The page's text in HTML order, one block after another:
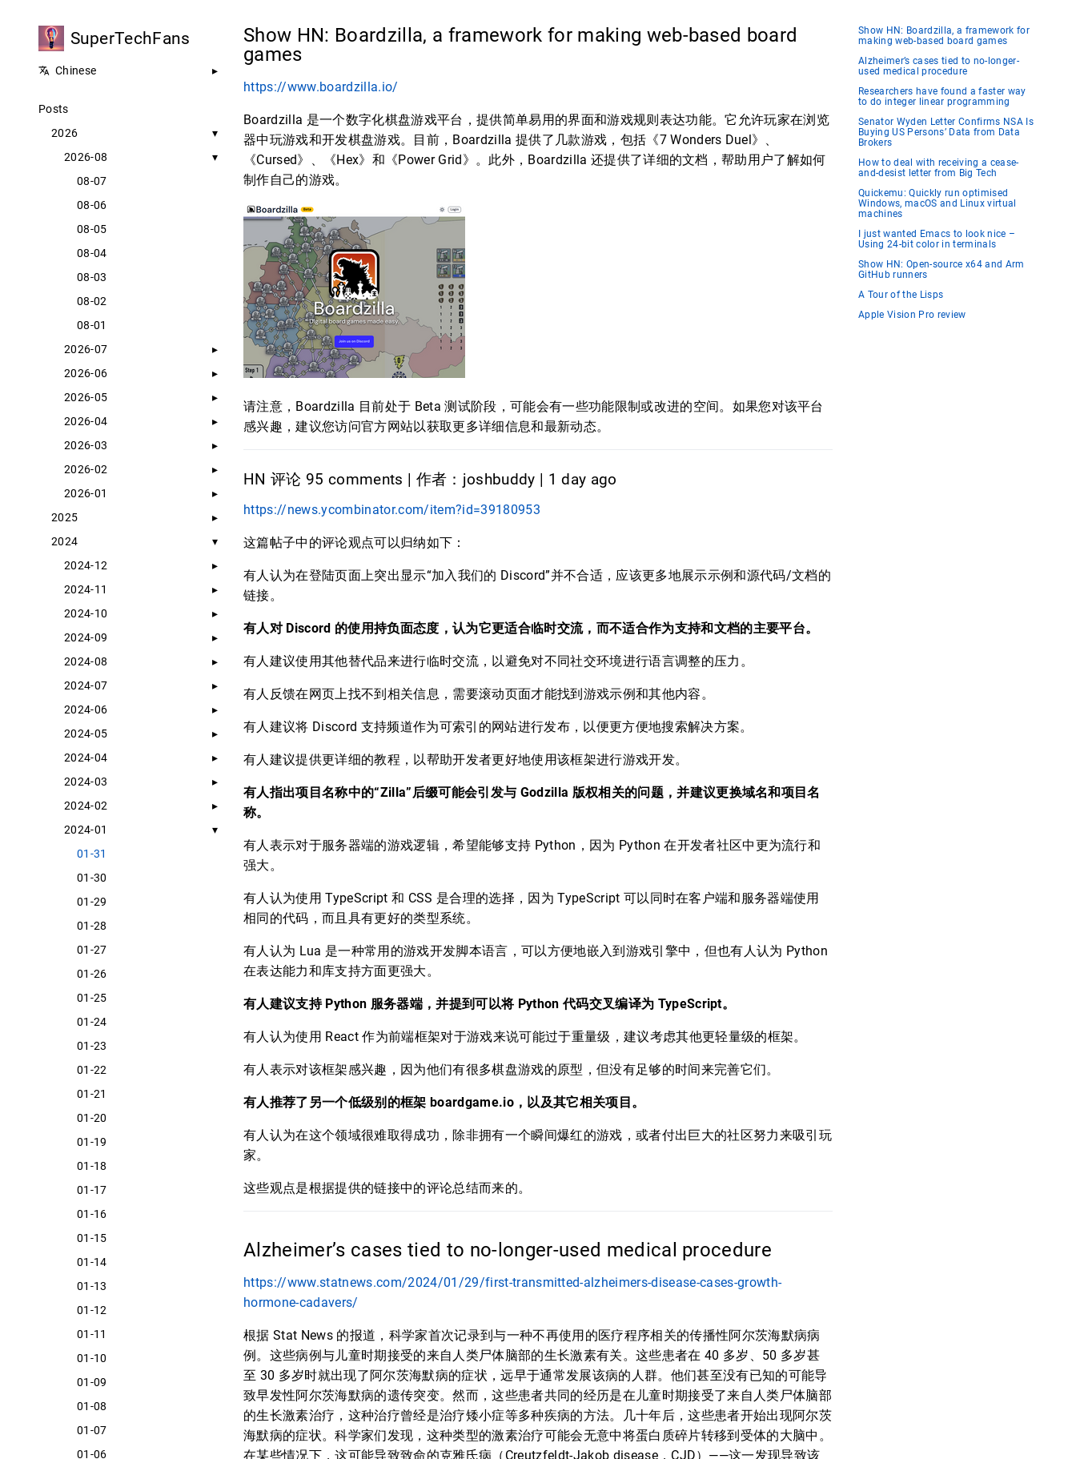
SuperTechFans
Chinese
Posts
2026
2026-08
08-07
08-06
08-05
08-04
08-03
08-02
08-01
2026-07
2026-06
2026-05
2026-04
2026-03
2026-02
2026-01
2025
2024
2024-12
2024-11
2024-10
2024-09
2024-08
2024-07
2024-06
2024-05
2024-04
2024-03
2024-02
2024-01
01-31
01-30
01-29
01-28
01-27
01-26
01-25
01-24
01-23
01-22
01-21
01-20
01-19
01-18
01-17
01-16
01-15
01-14
01-13
01-12
01-11
01-10
01-09
01-08
01-07
01-06
Show HN: Boardzilla, a framework for making web-based board
games
https://www.boardzilla.io/
Boardzilla 是一个数字化棋盘游戏平台，提供简单易用的界面和游戏规则表达功能。它允许玩家在浏览
器中玩游戏和开发棋盘游戏。目前，Boardzilla 提供了几款游戏，包括《7 Wonders Duel》、
《Cursed》、《Hex》和《Power Grid》。此外，Boardzilla 还提供了详细的文档，帮助用户了解如何
制作自己的游戏。
请注意，Boardzilla 目前处于 Beta 测试阶段，可能会有一些功能限制或改进的空间。如果您对该平台
感兴趣，建议您访问官方网站以获取更多详细信息和最新动态。
HN 评论 95 comments | 作者：joshbuddy | 1 day ago
https://news.ycombinator.com/item?id=39180953
这篇帖子中的评论观点可以归纳如下：
有人认为在登陆页面上突出显示“加入我们的 Discord”并不合适，应该更多地展示示例和源代码/文档的
链接。
有人对 Discord 的使用持负面态度，认为它更适合临时交流，而不适合作为支持和文档的主要平台。
有人建议使用其他替代品来进行临时交流，以避免对不同社交环境进行语言调整的压力。
有人反馈在网页上找不到相关信息，需要滚动页面才能找到游戏示例和其他内容。
有人建议将 Discord 支持频道作为可索引的网站进行发布，以便更方便地搜索解决方案。
有人建议提供更详细的教程，以帮助开发者更好地使用该框架进行游戏开发。
有人指出项目名称中的“Zilla”后缀可能会引发与 Godzilla 版权相关的问题，并建议更换域名和项目名
称。
有人表示对于服务器端的游戏逻辑，希望能够支持 Python，因为 Python 在开发者社区中更为流行和
强大。
有人认为使用 TypeScript 和 CSS 是合理的选择，因为 TypeScript 可以同时在客户端和服务器端使用
相同的代码，而且具有更好的类型系统。
有人认为 Lua 是一种常用的游戏开发脚本语言，可以方便地嵌入到游戏引擎中，但也有人认为 Python
在表达能力和库支持方面更强大。
有人建议支持 Python 服务器端，并提到可以将 Python 代码交叉编译为 TypeScript。
有人认为使用 React 作为前端框架对于游戏来说可能过于重量级，建议考虑其他更轻量级的框架。
有人表示对该框架感兴趣，因为他们有很多棋盘游戏的原型，但没有足够的时间来完善它们。
有人推荐了另一个低级别的框架 boardgame.io，以及其它相关项目。
有人认为在这个领域很难取得成功，除非拥有一个瞬间爆红的游戏，或者付出巨大的社区努力来吸引玩
家。
这些观点是根据提供的链接中的评论总结而来的。
Alzheimer’s cases tied to no-longer-used medical procedure
https://www.statnews.com/2024/01/29/first-transmitted-alzheimers-disease-cases-growth-
hormone-cadavers/
根据 Stat News 的报道，科学家首次记录到与一种不再使用的医疗程序相关的传播性阿尔茨海默病病
例。这些病例与儿童时期接受的来自人类尸体脑部的生长激素有关。这些患者在 40 多岁、50 多岁甚
至 30 多岁时就出现了阿尔茨海默病的症状，远早于通常发展该病的人群。他们甚至没有已知的可能导
致早发性阿尔茨海默病的遗传突变。然而，这些患者共同的经历是在儿童时期接受了来自人类尸体脑部
的生长激素治疗，这种治疗曾经是治疗矮小症等多种疾病的方法。几十年后，这些患者开始出现阿尔茨
海默病的症状。科学家们发现，这种类型的激素治疗可能会无意中将蛋白质碎片转移到受体的大脑中。
在某些情况下，这可能导致致命的克雅氏病（Creutzfeldt-Jakob disease，CJD）——这一发现导致该
Show HN: Boardzilla, a framework for
making web-based board games
Alzheimer’s cases tied to no-longer-
used medical procedure
Researchers have found a faster way
to do integer linear programming
Senator Wyden Letter Confirms NSA Is
Buying US Persons’ Data from Data
Brokers
How to deal with receiving a cease-
and-desist letter from Big Tech
Quickemu: Quickly run optimised
Windows, macOS and Linux virtual
machines
I just wanted Emacs to look nice –
Using 24-bit color in terminals
Show HN: Open-source x64 and Arm
GitHub runners
A Tour of the Lisps
Apple Vision Pro review